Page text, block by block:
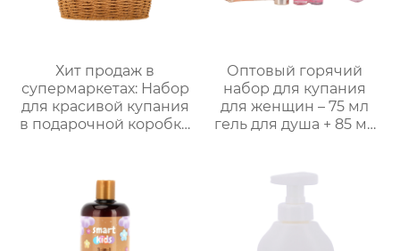
Хит продаж в
супермаркетах: Набор
для красивой купания
в подарочной коробке
для ванны + 100 мл
лосьон для тела + 60 г
соль для ванны +
мочалка Bath wipes +
Оптовый горячий
набор для купания
для женщин – 75 мл
гель для душа + 85 мл
маска для глаз,
подарочная упаковка
коробке для